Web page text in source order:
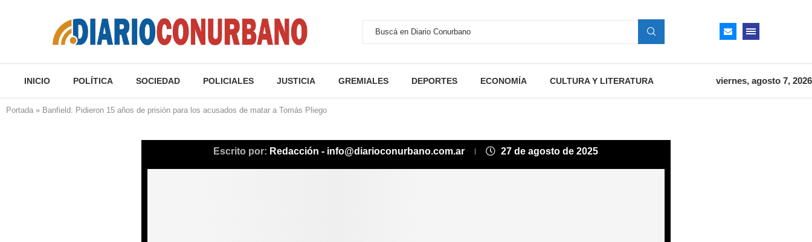
INICIO POLÍTICA SOCIEDAD POLICIALES JUSTICIA GREMIALES DEPORTES ECONOMÍA CULTURA Y LITERATURA viernes, agosto 7, 2026
Portada » Banfield: Pidieron 15 años de prisión para los acusados de matar a Tomás Pliego
Escrito por: Redacción - info@diarioconurbano.com.ar 27 de agosto de 2025